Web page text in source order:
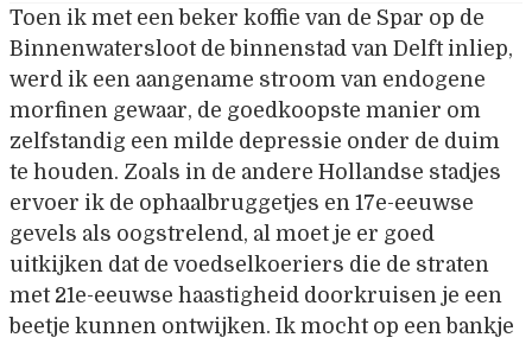
Toen ik met een beker koffie van de Spar op de
Binnenwatersloot de binnenstad van Delft inliep,
werd ik een aangename stroom van endogene
morfinen gewaar, de goedkoopste manier om
zelfstandig een milde depressie onder de duim
te houden. Zoals in de andere Hollandse stadjes
ervoer ik de ophaalbruggetjes en 17e-eeuwse
gevels als oogstrelend, al moet je er goed
uitkijken dat de voedselkoeriers die de straten
met 21e-eeuwse haastigheid doorkruisen je een
beetje kunnen ontwijken. Ik mocht op een bankje